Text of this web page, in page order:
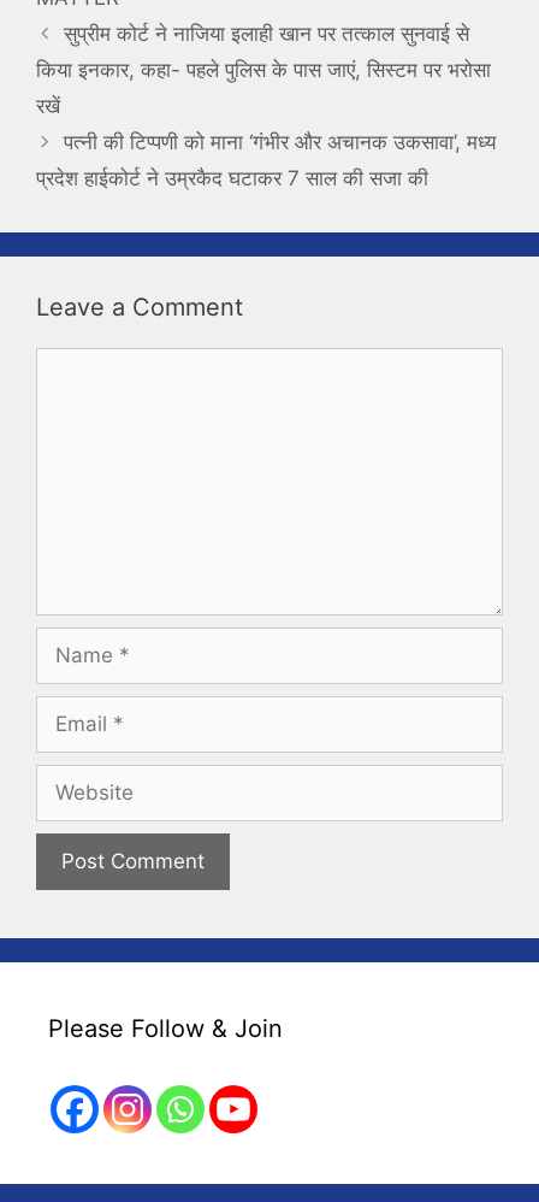
सुप्रीम कोर्ट ने नाजिया इलाही खान पर तत्काल सुनवाई से
किया इनकार, कहा- पहले पुलिस के पास जाएं, सिस्टम पर भरोसा
रखें
पत्नी की टिप्पणी को माना ‘गंभीर और अचानक उकसावा’, मध्य
प्रदेश हाईकोर्ट ने उम्रकैद घटाकर 7 साल की सजा की
Leave a Comment
Name
Email
Website
Please Follow & Join